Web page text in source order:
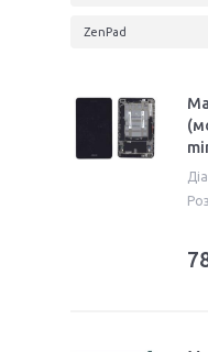
ZenPad